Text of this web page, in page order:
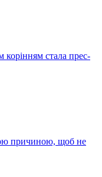
корінням стала прес-
причиною, щоб не